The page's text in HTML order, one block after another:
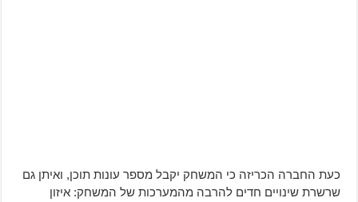
כעת החברה הכריזה כי המשחק יקבל מספר עונות תוכן, ואיתן גם
שרשרת שינויים חדים להרבה מהמערכות של המשחק: איזון